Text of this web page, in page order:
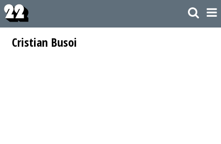
Cristian Busoi